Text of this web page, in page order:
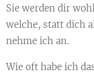
Sie werden dir
welche, statt dich
nehme ich an.
Wie oft habe ich